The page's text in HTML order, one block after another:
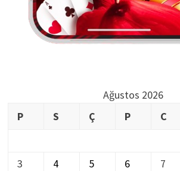
Ağustos 2026
P
S Ç P C
3
4 5 6 7